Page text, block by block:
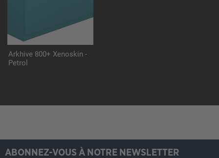
Arkhive 800+ Xenoskin -
Petrol
ABONNEZ-VOUS À NOTRE NEWSLETTER